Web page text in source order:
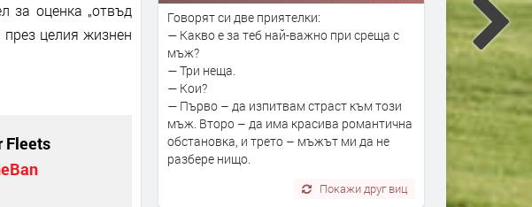
за оценка „отвъд
през целия жизнен
Fleets
Говорят си две приятелки:
— Какво е за теб най-важно при среща с
мъж?
— Три неща.
— Кои?
— Първо – да изпитвам страст към този
мъж. Второ – да има красива романтична
обстановка, и трето – мъжът ми да не
разбере нищо.
Покажи друг виц